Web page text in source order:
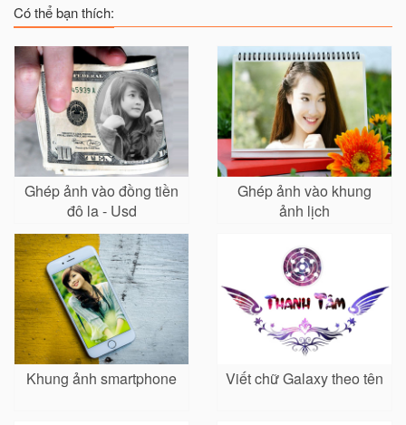
Có thể bạn thích:
Ghép ảnh vào đồng tiền
đô la - Usd
Ghép ảnh vào khung
ảnh lịch
Khung ảnh smartphone Viết chữ Galaxy theo tên